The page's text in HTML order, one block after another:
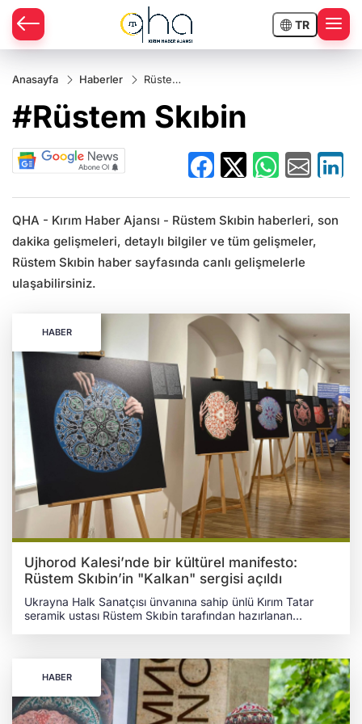
TR
Anasayfa Haberler
Rüstem
#Rüstem Skıbin
QHA - Kırım Haber Ajansı - Rüstem Skıbin haberleri, son
dakika gelişmeleri, detaylı bilgiler ve tüm gelişmeler,
Rüstem Skıbin haber sayfasında canlı gelişmelerle
ulaşabilirsiniz.
HABER
Ujhorod Kalesi’nde bir kültürel manifesto:
Rüstem Skıbin’in "Kalkan" sergisi açıldı
Ukrayna Halk Sanatçısı ünvanına sahip ünlü Kırım Tatar
seramik ustası Rüstem Skıbin tarafından hazırlanan
ilk kez sanatseverlerle buluştu. Kırım Tatar seramik ustası
Rüstem Skıbin, sosyal medya üzerinden yaptığı paylaşımda
projenin sadece bir sergi değil, aynı zamanda desenler ve
formlarla hayat bulan bir kimlik ve direnç manifestosu
olduğunu belirtti. KÜLTÜREL KORUMA VE SEMBOLLERİN
HABER